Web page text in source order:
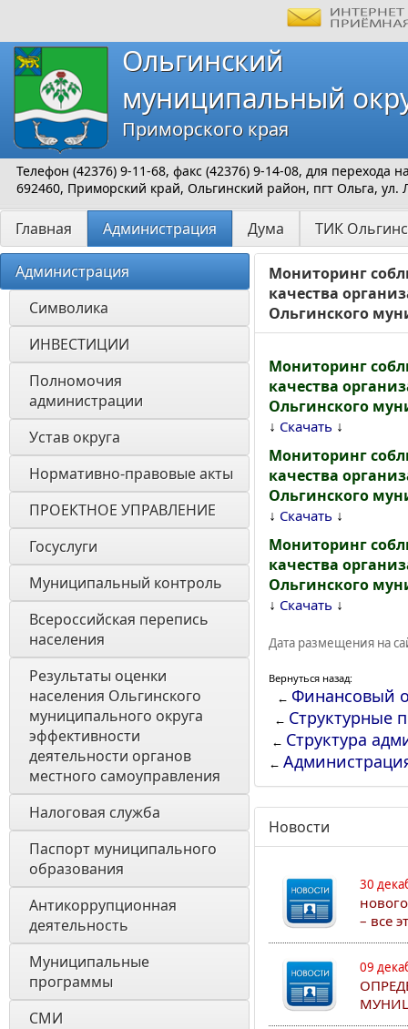
Ольгинский
муниципальный
Приморского края
Телефон (42376) 9-11-68, факс (42376) 9-14-08, для перехода
692460, Приморский край, Ольгинский район, пгт Ольга, ул.
Главная Администрация Дума ТИК
Администрация
Символика
ИНВЕСТИЦИИ
Полномочия
администрации
Устав округа
Нормативно-правовые акты
ПРОЕКТНОЕ УПРАВЛЕНИЕ
Госуслуги
Муниципальный контроль
Всероссийская перепись
населения
Результаты оценки
населения Ольгинского
муниципального округа
эффективности
деятельности органов
местного самоуправления
Налоговая служба
Паспорт муниципального
образования
Антикоррупционная
деятельность
Муниципальные
программы
СМИ
Мониторинг
качества
Ольгинского
Мониторинг
качества
Ольгинского
↓ Скачать ↓
Мониторинг
качества
Ольгинского
↓ Скачать ↓
Мониторинг
качества
Ольгинского
↓ Скачать ↓
Дата размещения на
Вернуться назад:
← Финансовый
← Структурные
← Структура
←
Новости
30
– все
09